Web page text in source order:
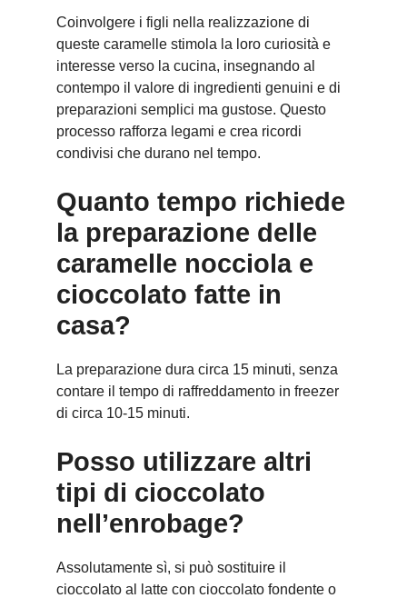
Coinvolgere i figli nella realizzazione di
queste caramelle stimola la loro curiosità e
interesse verso la cucina, insegnando al
contempo il valore di ingredienti genuini e di
preparazioni semplici ma gustose. Questo
processo rafforza legami e crea ricordi
condivisi che durano nel tempo.
Quanto tempo richiede
la preparazione delle
caramelle nocciola e
cioccolato fatte in
casa?
La preparazione dura circa 15 minuti, senza
contare il tempo di raffreddamento in freezer
di circa 10-15 minuti.
Posso utilizzare altri
tipi di cioccolato
nell’enrobage?
Assolutamente sì, si può sostituire il
cioccolato al latte con cioccolato fondente o